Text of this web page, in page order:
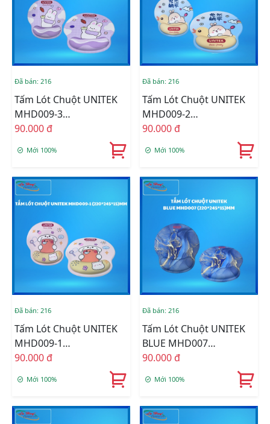
Đã bán: 216
Tấm Lót Chuột UNITEK
MHD009-3
(220*245*15)MM
90.000 đ
Mới 100%
Đã bán: 216
Tấm Lót Chuột UNITEK
MHD009-2
(220*245*15)MM
90.000 đ
Mới 100%
Đã bán: 216
Tấm Lót Chuột UNITEK
MHD009-1
(220*245*15)MM
90.000 đ
Mới 100%
Đã bán: 216
Tấm Lót Chuột UNITEK
BLUE MHD007
(220*245*15)MM
90.000 đ
Mới 100%